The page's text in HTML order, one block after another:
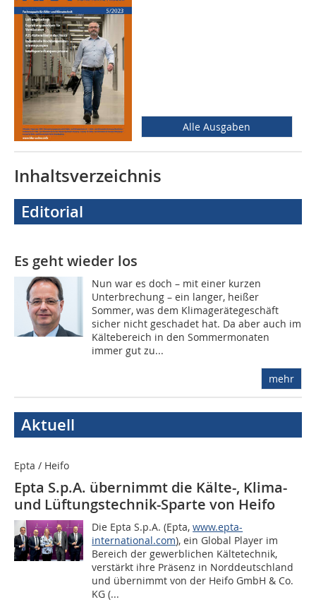
Alle Ausgaben
Inhaltsverzeichnis
Editorial
Es geht wieder los
Nun war es doch – mit einer kurzen
Unterbrechung – ein langer, heißer
Sommer, was dem Klima­gerätegeschäft
sicher nicht geschadet hat. Da aber auch im
Kältebereich in den Sommermonaten
immer gut zu...
mehr
Aktuell
Epta / Heifo
Epta S.p.A. übernimmt die Kälte-, Klima-
und Lüftungstechnik-Sparte von Heifo
Die Epta S.p.A. (Epta,www.epta-
international.com), ein Global Player im
Bereich der gewerblichen Kältetechnik,
verstärkt ihre Präsenz in Norddeutschland
und übernimmt von der Heifo GmbH & Co.
KG (...